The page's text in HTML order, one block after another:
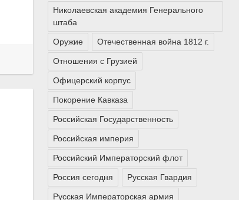
Николаевская академия Генерального
штаба
Оружие Отечественная война 1812 г.
Отношения с Грузией
Офицерский корпус
Покорение Кавказа
Российская Государственность
Российская империя
Российский Императорский флот
Россия сегодня Русская Гвардия
Русская Императорская армия